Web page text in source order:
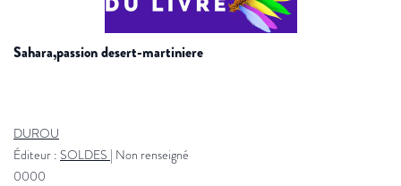
sahara,passion desert-martiniere
DUROU
Éditeur : SOLDES | Non renseigné
0000